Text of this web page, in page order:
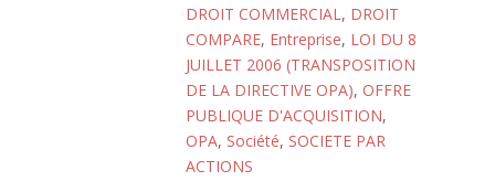
DROIT COMMERCIAL, DROIT
COMPARE, Entreprise, LOI DU 8
JUILLET 2006 (TRANSPOSITION
DE LA DIRECTIVE OPA), OFFRE
PUBLIQUE D'ACQUISITION,
OPA, Société, SOCIETE PAR
ACTIONS